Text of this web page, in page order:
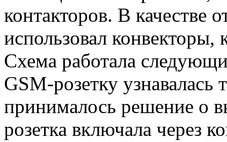
контакторов. В качестве
использовал
Схема работала
GSM-розетку
принималось решение о
розетка включала через